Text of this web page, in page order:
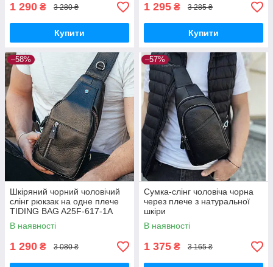
1 290 ₴ 3 280 ₴
Купити
1 295 ₴ 3 285 ₴
Купити
–58%
Шкіряний чорний чоловічий
слінг рюкзак на одне плече
TIDING BAG A25F-617-1A
В наявності
1 290 ₴ 3 080 ₴
–57%
Сумка-слінг чоловіча чорна
через плече з натуральної
шкіри
В наявності
1 375 ₴ 3 165 ₴